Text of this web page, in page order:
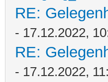
RE:
- 17.12.2022,
RE:
- 17.12.2022,